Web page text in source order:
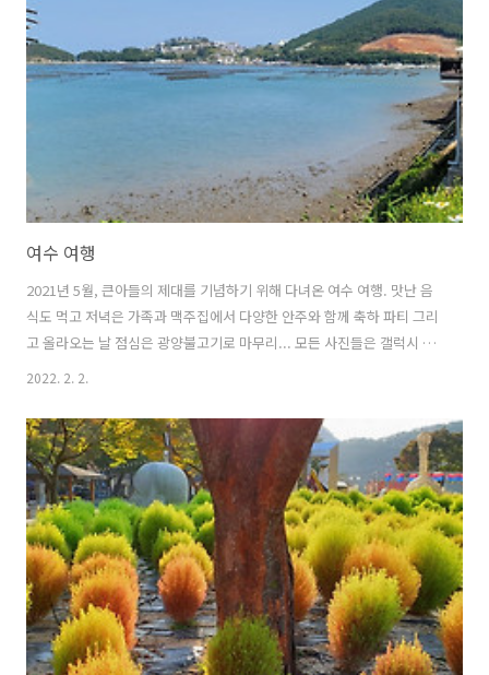
원에서 고구마도넛을 맛보려 했지만 이미 매진, 시원한 아이스커피 한 잔
하고 언덕 밑의 출렁다리를 보러 내려 갔다온다. 출렁다리에서 내려다본
풍경이 멋지다. 스마트폰의 파노라마 기능으로 찍어본 와이드샷 어느 해
여수 여행
2021년 5월, 큰아들의 제대를 기념하기 위해 다녀온 여수 여행. 맛난 음
식도 먹고 저녁은 가족과 맥주집에서 다양한 안주와 함께 축하 파티 그리
고 올라오는 날 점심은 광양불고기로 마무리... 모든 사진들은 갤럭시 노
트 20 울트라로 담았다.
2022. 2. 2.